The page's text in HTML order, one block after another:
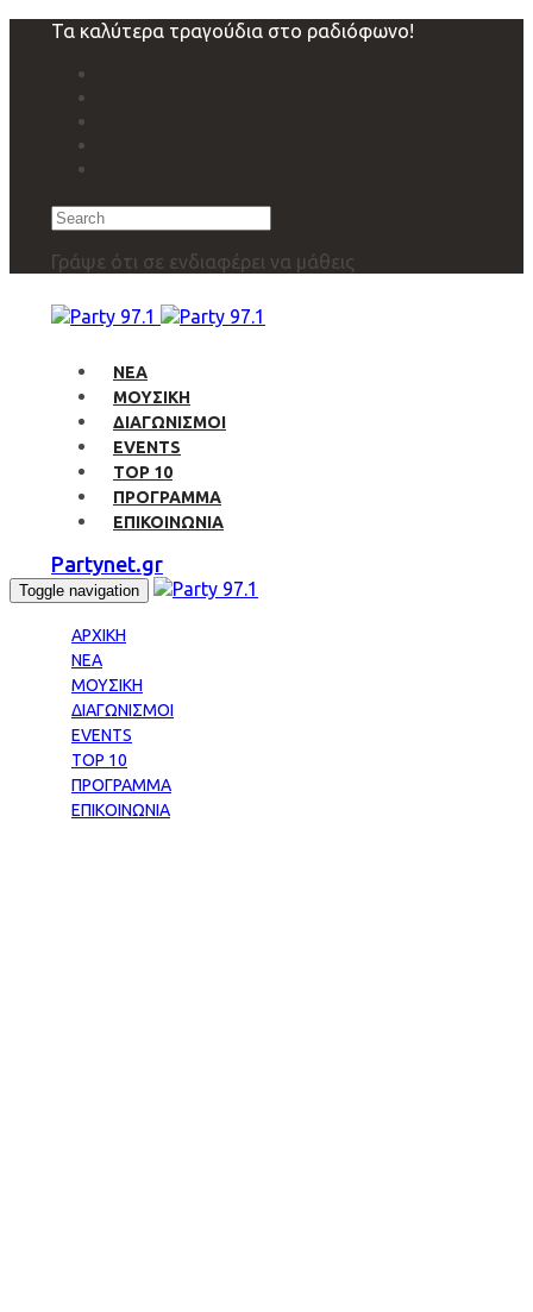
navigation
Τα καλύτερα τραγούδια στο ραδιόφωνο!
Search
Γράψε ότι σε ενδιαφέρει να μάθεις
ΝΕΑ
ΜΟΥΣΙΚΗ
ΔΙΑΓΩΝΙΣΜΟΙ
EVENTS
TOP 10
ΠΡΟΓΡΑΜΜΑ
ΕΠΙΚΟΙΝΩΝΙΑ
Partynet.gr
Toggle navigation
ΑΡΧΙΚΗ
ΝΕΑ
ΜΟΥΣΙΚΗ
ΔΙΑΓΩΝΙΣΜΟΙ
EVENTS
TOP 10
ΠΡΟΓΡΑΜΜΑ
ΕΠΙΚΟΙΝΩΝΙΑ